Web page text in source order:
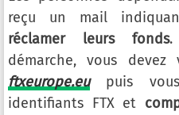
reçu un mail
réclamer leurs fonds.
démarche, vous
ftxeurope.eupuis vous
identifiants FTX et